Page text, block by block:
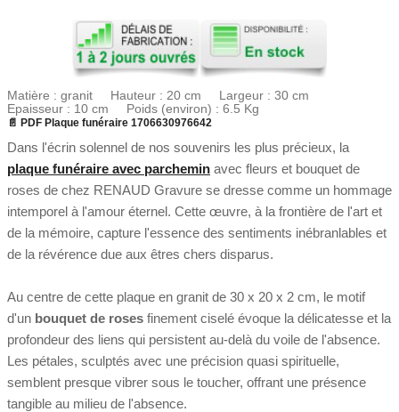
Matière : granit Hauteur : 20 cm Largeur : 30 cm
Epaisseur : 10 cm Poids (environ) : 6.5 Kg
📄 PDF Plaque funéraire 1706630976642
Dans l'écrin solennel de nos souvenirs les plus précieux, la
plaque funéraire avec parchemin avec fleurs et bouquet de
roses de chez RENAUD Gravure se dresse comme un hommage
intemporel à l'amour éternel. Cette œuvre, à la frontière de l'art et
de la mémoire, capture l'essence des sentiments inébranlables et
de la révérence due aux êtres chers disparus.
Au centre de cette plaque en granit de 30 x 20 x 2 cm, le motif
d'un bouquet de roses finement ciselé évoque la délicatesse et la
profondeur des liens qui persistent au-delà du voile de l'absence.
Les pétales, sculptés avec une précision quasi spirituelle,
semblent presque vibrer sous le toucher, offrant une présence
tangible au milieu de l'absence.